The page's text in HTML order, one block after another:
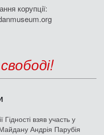
корупції:
взяв участь у
Андрія Парубія